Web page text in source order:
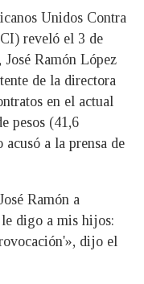
Unidos Contra
reveló el 3 de
Ramón López
de la directora
en el actual
pesos (41,6
a la prensa de
Ramón a
le digo a mis hijos:
dijo el